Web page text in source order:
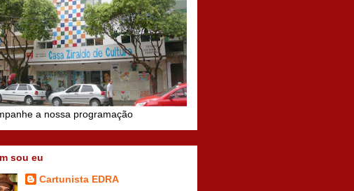
a nossa programação
sou eu
Cartunista EDRA